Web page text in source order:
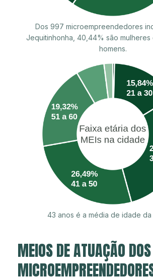
Dos 997 microempreendedores
Jequitinhonha, 40,44% são mulheres
homens.
43 anos é a média de idade
MEIOS DE ATUAÇÃO DOS